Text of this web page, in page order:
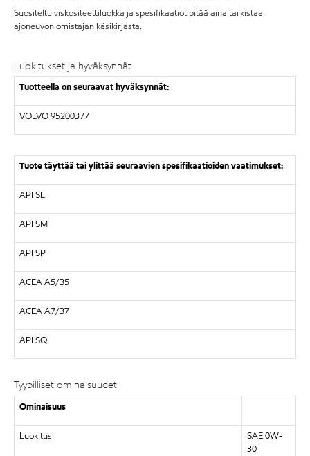
Suositeltu viskositeettiluokka ja spesifikaatiot pitää aina tarkistaa
ajoneuvon omistajan käsikirjasta.
Luokitukset ja hyväksynnät
Tuotteella on seuraavat hyväksynnät:
VOLVO 95200377
Tuote täyttää tai ylittää seuraavien spesifikaatioiden vaatimukset:
API SL
API SM
API SP
ACEA A5/B5
ACEA A7/B7
API SQ
Tyypilliset ominaisuudet
Ominaisuus
Luokitus
SAE 0W-
30